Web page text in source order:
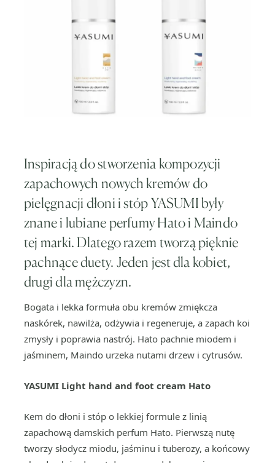
Inspiracją do stworzenia kompozycji
zapachowych nowych kremów do
pielęgnacji dłoni i stóp YASUMI były
znane i lubiane perfumy Hato i Maindo
tej marki. Dlatego razem tworzą pięknie
pachnące duety. Jeden jest dla kobiet,
drugi dla mężczyzn.
Bogata i lekka formuła obu kremów zmiękcza
naskórek, nawilża, odżywia i regeneruje, a zapach koi
zmysły i poprawia nastrój. Hato pachnie miodem i
jaśminem, Maindo urzeka nutami drzew i cytrusów.
YASUMI Light hand and foot cream Hato
Kem do dłoni i stóp o lekkiej formule z linią
zapachową damskich perfum Hato. Pierwszą nutę
tworzy słodycz miodu, jaśminu i tuberozy, a końcowy